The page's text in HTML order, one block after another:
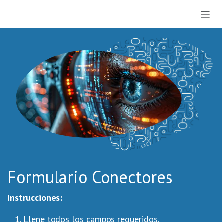
Formulario Conectores
Instrucciones:
Llene todos los campos requeridos.